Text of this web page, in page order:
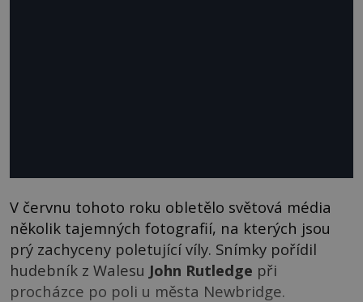
V červnu tohoto roku obletělo světová média
několik tajemných fotografií, na kterých jsou
prý zachyceny poletující víly. Snímky pořídil
hudebník z Walesu John Rutledge při
procházce po poli u města Newbridge.